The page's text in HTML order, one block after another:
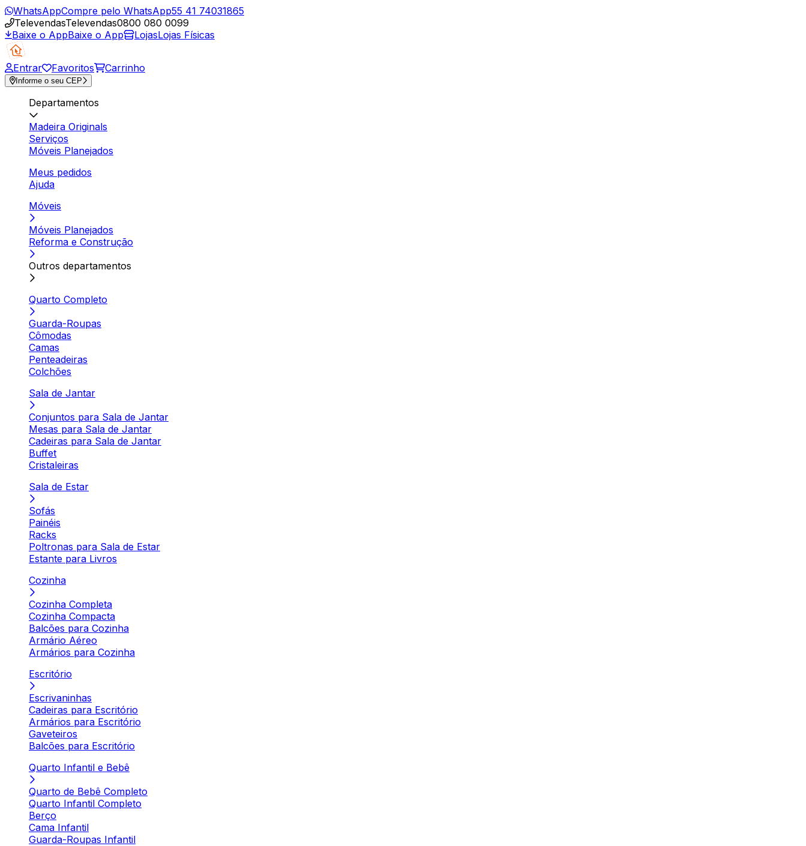
WhatsAppCompre pelo WhatsApp55 41 74031865
TelevendasTelevendas0800 080 0099
Baixe o AppBaixe o App LojasLojas Físicas
Entrar Favoritos Carrinho
Informe o seu CEP
Departamentos
Madeira Originals
Serviços
Móveis Planejados
Meus pedidos
Ajuda
Móveis
Móveis Planejados
Reforma e Construção
Outros departamentos
Quarto Completo
Guarda-Roupas
Cômodas
Camas
Penteadeiras
Colchões
Sala de Jantar
Conjuntos para Sala de Jantar
Mesas para Sala de Jantar
Cadeiras para Sala de Jantar
Buffet
Cristaleiras
Sala de Estar
Sofás
Painéis
Racks
Poltronas para Sala de Estar
Estante para Livros
Cozinha
Cozinha Completa
Cozinha Compacta
Balcões para Cozinha
Armário Aéreo
Armários para Cozinha
Escritório
Escrivaninhas
Cadeiras para Escritório
Armários para Escritório
Gaveteiros
Balcões para Escritório
Quarto Infantil e Bebê
Quarto de Bebê Completo
Quarto Infantil Completo
Berço
Cama Infantil
Guarda-Roupas Infantil